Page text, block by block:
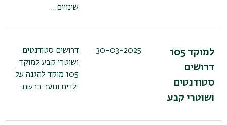
שינויים…
למוקד 105
דרושים
סטודנטים
ושוטרי קבע
30-03-2025
דרושים סטודנטים
ושוטרי קבע למוקד
105 מוקד להגנה על
ילדים ונוער ברשת